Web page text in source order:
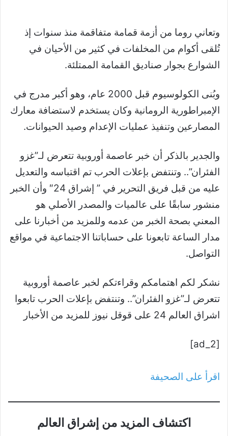
وتعاني روما من أزمة قمامة متفاقمة منذ سنوات إذ
تُلقى أكوام من المخلفات في كثير من الأحيان في
الشوارع بجوار صناديق القمامة الممتلئة.
وبُنى الكولوسيوم قبل 2000 عام، وهو أكبر مدرج في
الإمبراطورية الرومانية وكان يستخدم لاستضافة معارك
المصارعين وتنفيذ عمليات الإعدام وصيد الحيوانات.
والجدير بالذكر أن خبر عاصمة أوروبية تتعرض لـ”غزو
الفئران”.. وتنتفض بإعلات الحرب تم اقتباسه والتعديل
عليه من قبل فريق التحرير في ” إشراق 24″ وأن الخبر
منشور سابقًا على عالميات والمصدر الأصلي هو
المعني بصحة الخبر من عدمه وللمزيد من أخبارنا على
مدار الساعة تابعونا على حساباتنا الاجتماعية في مواقع
التواصل.
نشكر لكم اهتمامكم وقراءتكم لخبر عاصمة أوروبية
تتعرض لـ”غزو الفئران”.. وتنتفض بإعلات الحرب تابعوا
اشراق العالم 24 على قوقل نيوز للمزيد من الأخبار
[ad_2]
اقرأ على الصحيفة
اكتشاف المزيد من إشراق العالم